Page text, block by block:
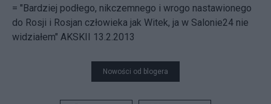
= "Bardziej podłego, nikczemnego i wrogo nastawionego
do Rosji i Rosjan człowieka jak Witek, ja w Salonie24 nie
widziałem" AKSKII 13.2.2013
Nowości od blogera